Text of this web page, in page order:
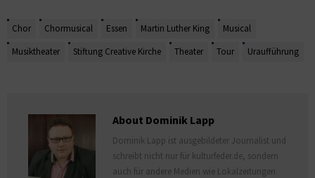
Chor Chormusical Essen Martin Luther King
Musical
Musiktheater
Stiftung Creative Kirche Theater Tour Uraufführung
About Dominik Lapp
Dominik Lapp ist ausgebildeter Journalist und
schreibt nicht nur für kulturfeder.de, sondern
auch für andere Medien wie Lokalzeitungen